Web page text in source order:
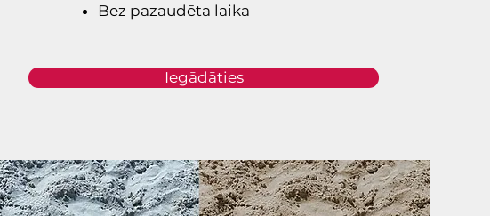
Bez pazaudēta laika
Iegādāties